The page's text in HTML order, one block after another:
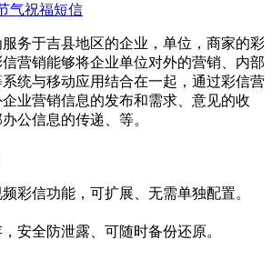
气祝福短信
务于吉县地区的企业，单位，商家的彩
营销能够将企业单位对外的营销、内部
统与移动应用结合在一起，通过彩信营
业营销信息的发布和需求、意见的收
公信息的传递、等。
彩信功能，可扩展、无需单独配置。
安全防泄露、可随时备份还原。